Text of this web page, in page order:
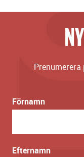
Förnamn
Efternamn